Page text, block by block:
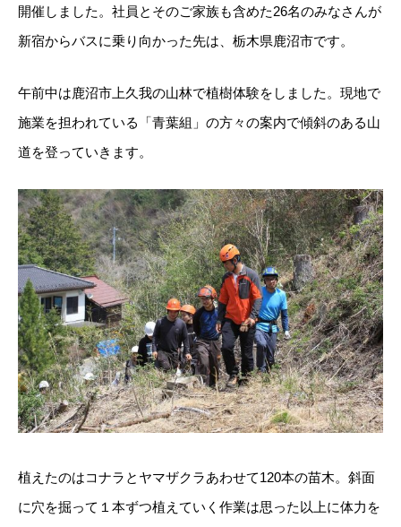
開催しました。社員とそのご家族も含めた26名のみなさんが
新宿からバスに乗り向かった先は、栃木県鹿沼市です。
午前中は鹿沼市上久我の山林で植樹体験をしました。現地で
施業を担われている「青葉組」の方々の案内で傾斜のある山
道を登っていきます。
植えたのはコナラとヤマザクラあわせて120本の苗木。斜面
に穴を掘って１本ずつ植えていく作業は思った以上に体力を